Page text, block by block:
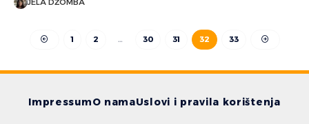
JELA DŽOMBA
1 2 … 30 31 32 33
ImpressumO namaUslovi i pravila korištenja